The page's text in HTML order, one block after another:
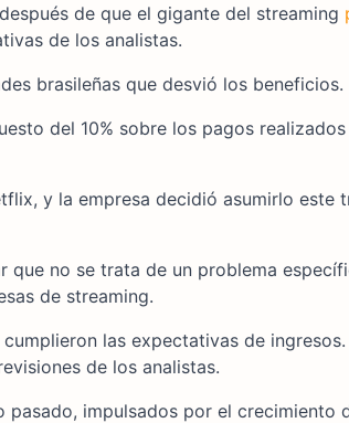
de que el gigante del streaming
de los analistas.
brasileñas que desvió los beneficios.
del 10% sobre los pagos
y la empresa decidió asumirlo este
que no se trata de un problema
de streaming.
las expectativas de
de los analistas.
pasado, impulsados por el crecimiento